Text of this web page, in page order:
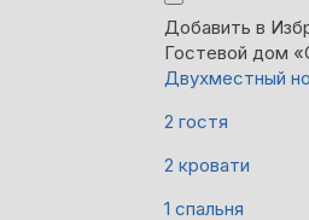
Добавить в
Гостевой дом
Двухместный
2 гостя
2 кровати
1 спальня